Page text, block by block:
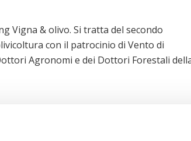
Vigna & olivo. Si tratta del secondo
con il patrocinio di Vento di
Agronomi e dei Dottori Forestali